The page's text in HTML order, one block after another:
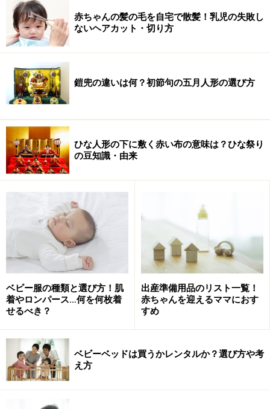
良いとはいえないものも。離乳食を始めるときから食事
の大切さを赤ちゃんに教えていきたいですね。良い食事
は良い成長につながります。良い食事をするためには、
良い食器選びが重要。
この「ランデブー はじめての食器11点セット」が選ば
れているわけ、その魅力の理由は、次のページで。
>> 離乳食に使える食器が勢揃い！
※記事内容は執筆時点のものです。最新の内容をご確認くださ
い。
赤ちゃんの髪の毛を自宅で散髪！乳児の失敗し
ないヘアカット・切り方
鎧兜の違いは何？初節句の五月人形の選び方
ひな人形の下に敷く赤い布の意味は？ひな祭り
の豆知識・由来
ベビー服の種類と選び方！肌
着やロンパース…何を何枚着
せるべき？
出産準備用品のリスト一覧！
赤ちゃんを迎えるママにおす
すめ
ベビーベッドは買うかレンタルか？選び方や考
え方